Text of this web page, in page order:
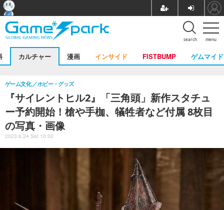
menu
search
カルチャー 漫画 インサイド FISTBUMP ゲムマイド
『サイレントヒル2』「三角頭」新作スタチュ
ー予約開始！槍や手枷、犠牲者など付属 8枚目
の写真・画像
ゲーム文化 ホビー・グッズ
2023.6.24 Sat 10:30